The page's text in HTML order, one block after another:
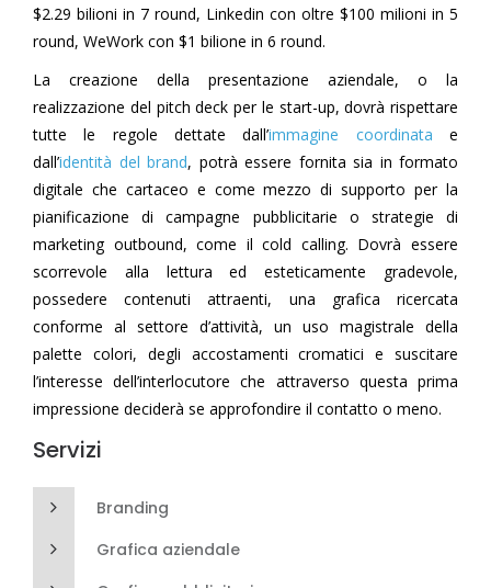
$2.29 bilioni in 7 round, Linkedin con oltre $100 milioni in 5
round, WeWork con $1 bilione in 6 round.
La creazione della presentazione aziendale, o la
realizzazione del pitch deck per le start-up, dovrà rispettare
tutte le regole dettate dall’immagine coordinata e
dall’identità del brand, potrà essere fornita sia in formato
digitale che cartaceo e come mezzo di supporto per la
pianificazione di campagne pubblicitarie o strategie di
marketing outbound, come il cold calling. Dovrà essere
scorrevole alla lettura ed esteticamente gradevole,
possedere contenuti attraenti, una grafica ricercata
conforme al settore d’attività, un uso magistrale della
palette colori, degli accostamenti cromatici e suscitare
l’interesse dell’interlocutore che attraverso questa prima
impressione deciderà se approfondire il contatto o meno.
Servizi
Branding
Grafica aziendale